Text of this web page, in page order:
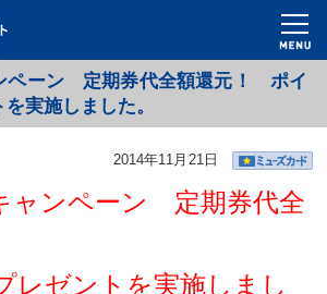
ペーン 定期券代全額還元！ ポイ
実施しました。
2014年11月21日
ャンペーン 定期券代全
レゼントを実施しまし